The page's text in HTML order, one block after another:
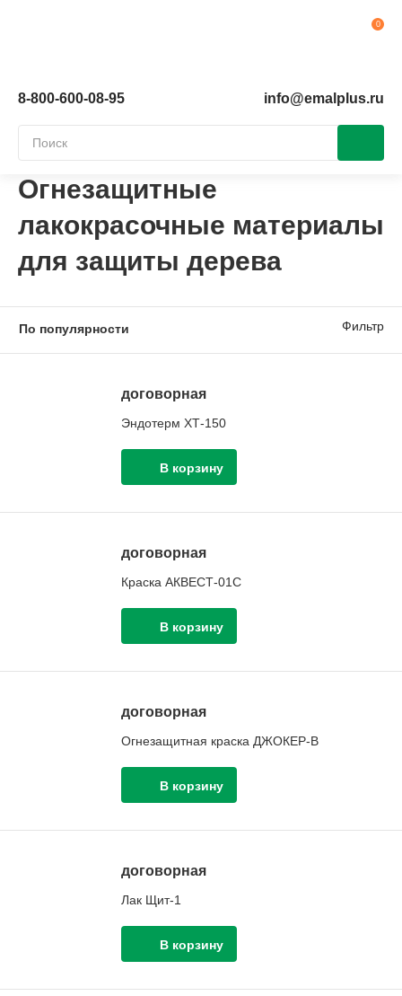
8-800-600-08-95 info@emalplus.ru
Огнезащитные
лакокрасочные материалы
для защиты дерева
Фильтр
договорная
Эндотерм ХТ-150
договорная
Краска АКВЕСТ-01С
договорная
Огнезащитная краска ДЖОКЕР-В
договорная
Лак Щит-1